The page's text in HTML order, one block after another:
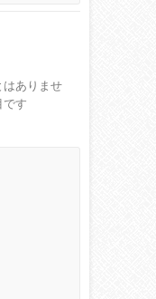
はありませ
です